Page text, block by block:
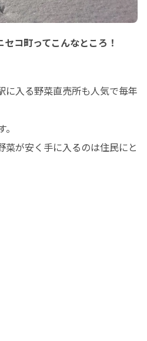
コ町ってこんなところ！
に入る野菜直売所も人気で毎年
菜が安く手に入るのは住民にと